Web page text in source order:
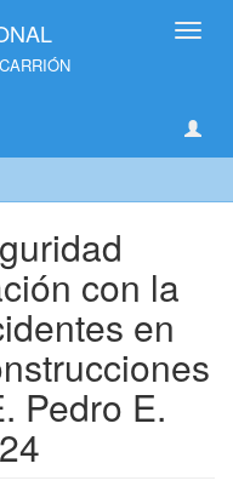
con la
en
Pedro E.